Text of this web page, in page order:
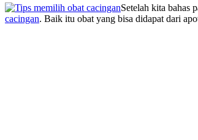
Setelah kita bahas
cacingan. Baik itu obat yang bisa didapat dari